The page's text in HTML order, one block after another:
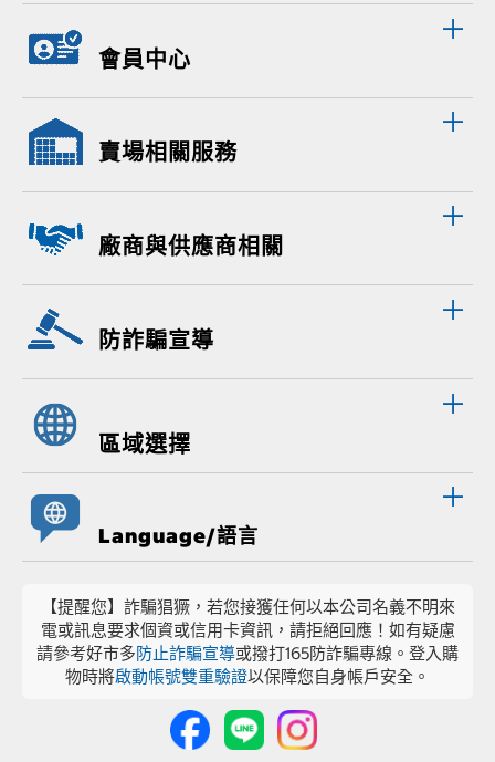
會員中心
賣場相關服務
廠商與供應商相關
防詐騙宣導
區域選擇
Language/語言
【提醒您】詐騙猖獗，若您接獲任何以本公司名義不明來
電或訊息要求個資或信用卡資訊，請拒絕回應！如有疑慮
請參考好市多防止詐騙宣導或撥打165防詐騙專線。登入購
物時將啟動帳號雙重驗證以保障您自身帳戶安全。